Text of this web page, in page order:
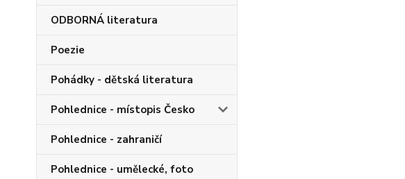
ODBORNÁ literatura
Poezie
Pohádky - dětská literatura
Pohlednice - místopis Česko
Pohlednice - zahraničí
Pohlednice - umělecké, foto